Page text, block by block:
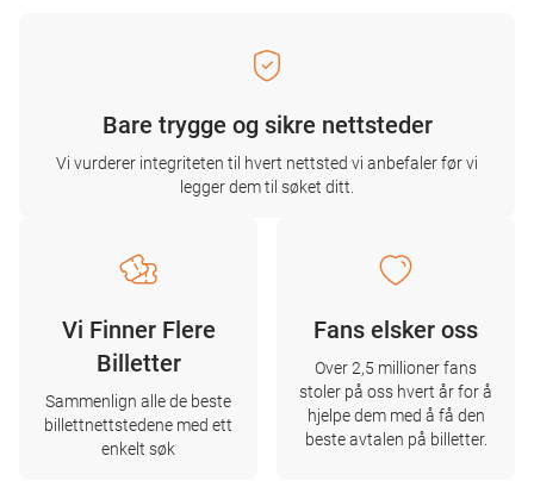
Bare trygge og sikre nettsteder
Vi vurderer integriteten til hvert nettsted vi anbefaler før vi
legger dem til søket ditt.
Vi Finner Flere
Billetter
Sammenlign alle de beste
billettnettstedene med ett
enkelt søk
Fans elsker oss
Over 2,5 millioner fans
stoler på oss hvert år for å
hjelpe dem med å få den
beste avtalen på billetter.